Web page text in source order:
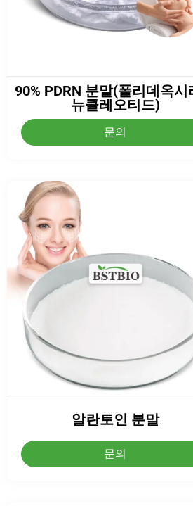
90% PDRN 분말(폴리데옥시
뉴클레오티드)
문의
알란토인 분말
문의